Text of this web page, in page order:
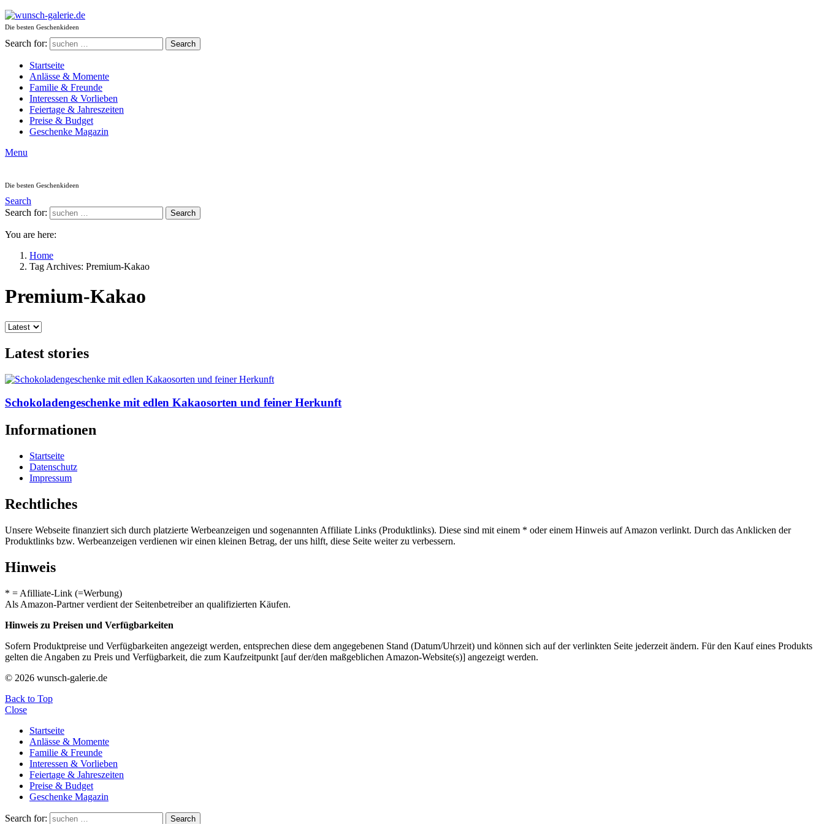
Die besten Geschenkideen
Search for: Search
Startseite
Anlässe & Momente
Familie & Freunde
Interessen & Vorlieben
Feiertage & Jahreszeiten
Preise & Budget
Geschenke Magazin
Menu
Die besten Geschenkideen
Search
Search for:
Search
You are here:
Home
Tag Archives: Premium-Kakao
Premium-Kakao
Latest stories
Schokoladengeschenke mit edlen Kakaosorten und feiner Herkunft
Informationen
Startseite
Datenschutz
Impressum
Rechtliches
Unsere Webseite finanziert sich durch platzierte Werbeanzeigen und sogenannten Affiliate Links (Produktlinks). Diese sind mit einem * oder einem Hinweis auf Amazon verlinkt. Durch das Anklicken der
Produktlinks bzw. Werbeanzeigen verdienen wir einen kleinen Betrag, der uns hilft, diese Seite weiter zu verbessern.
Hinweis
* = Afilliate-Link (=Werbung)
Als Amazon-Partner verdient der Seitenbetreiber an qualifizierten Käufen.
Hinweis zu Preisen und Verfügbarkeiten
Sofern Produktpreise und Verfügbarkeiten angezeigt werden, entsprechen diese dem angegebenen Stand (Datum/Uhrzeit) und können sich auf der verlinkten Seite jederzeit ändern. Für den Kauf eines Produkts
gelten die Angaben zu Preis und Verfügbarkeit, die zum Kaufzeitpunkt [auf der/den maßgeblichen Amazon-Website(s)] angezeigt werden.
© 2026 wunsch-galerie.de
Back to Top
Close
Startseite
Anlässe & Momente
Familie & Freunde
Interessen & Vorlieben
Feiertage & Jahreszeiten
Preise & Budget
Geschenke Magazin
Search for: Search